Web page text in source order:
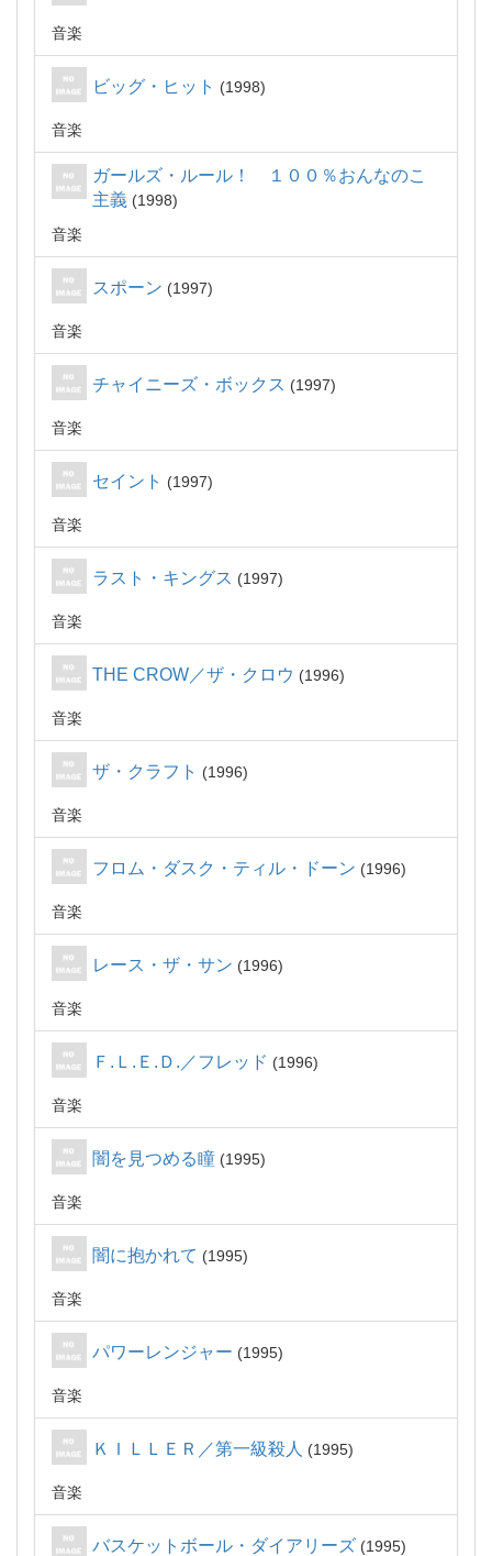
音楽
ビッグ・ヒット 1998
音楽
ガールズ・ルール！ １００％おんなのこ
主義
1998
音楽
スポーン 1997
音楽
チャイニーズ・ボックス 1997
音楽
セイント 1997
音楽
ラスト・キングス 1997
音楽
THE CROW／ザ・クロウ 1996
音楽
ザ・クラフト 1996
音楽
フロム・ダスク・ティル・ドーン 1996
音楽
レース・ザ・サン 1996
音楽
Ｆ.Ｌ.Ｅ.Ｄ.／フレッド 1996
音楽
闇を見つめる瞳 1995
音楽
闇に抱かれて 1995
音楽
パワーレンジャー 1995
音楽
ＫＩＬＬＥＲ／第一級殺人 1995
音楽
バスケットボール・ダイアリーズ 1995